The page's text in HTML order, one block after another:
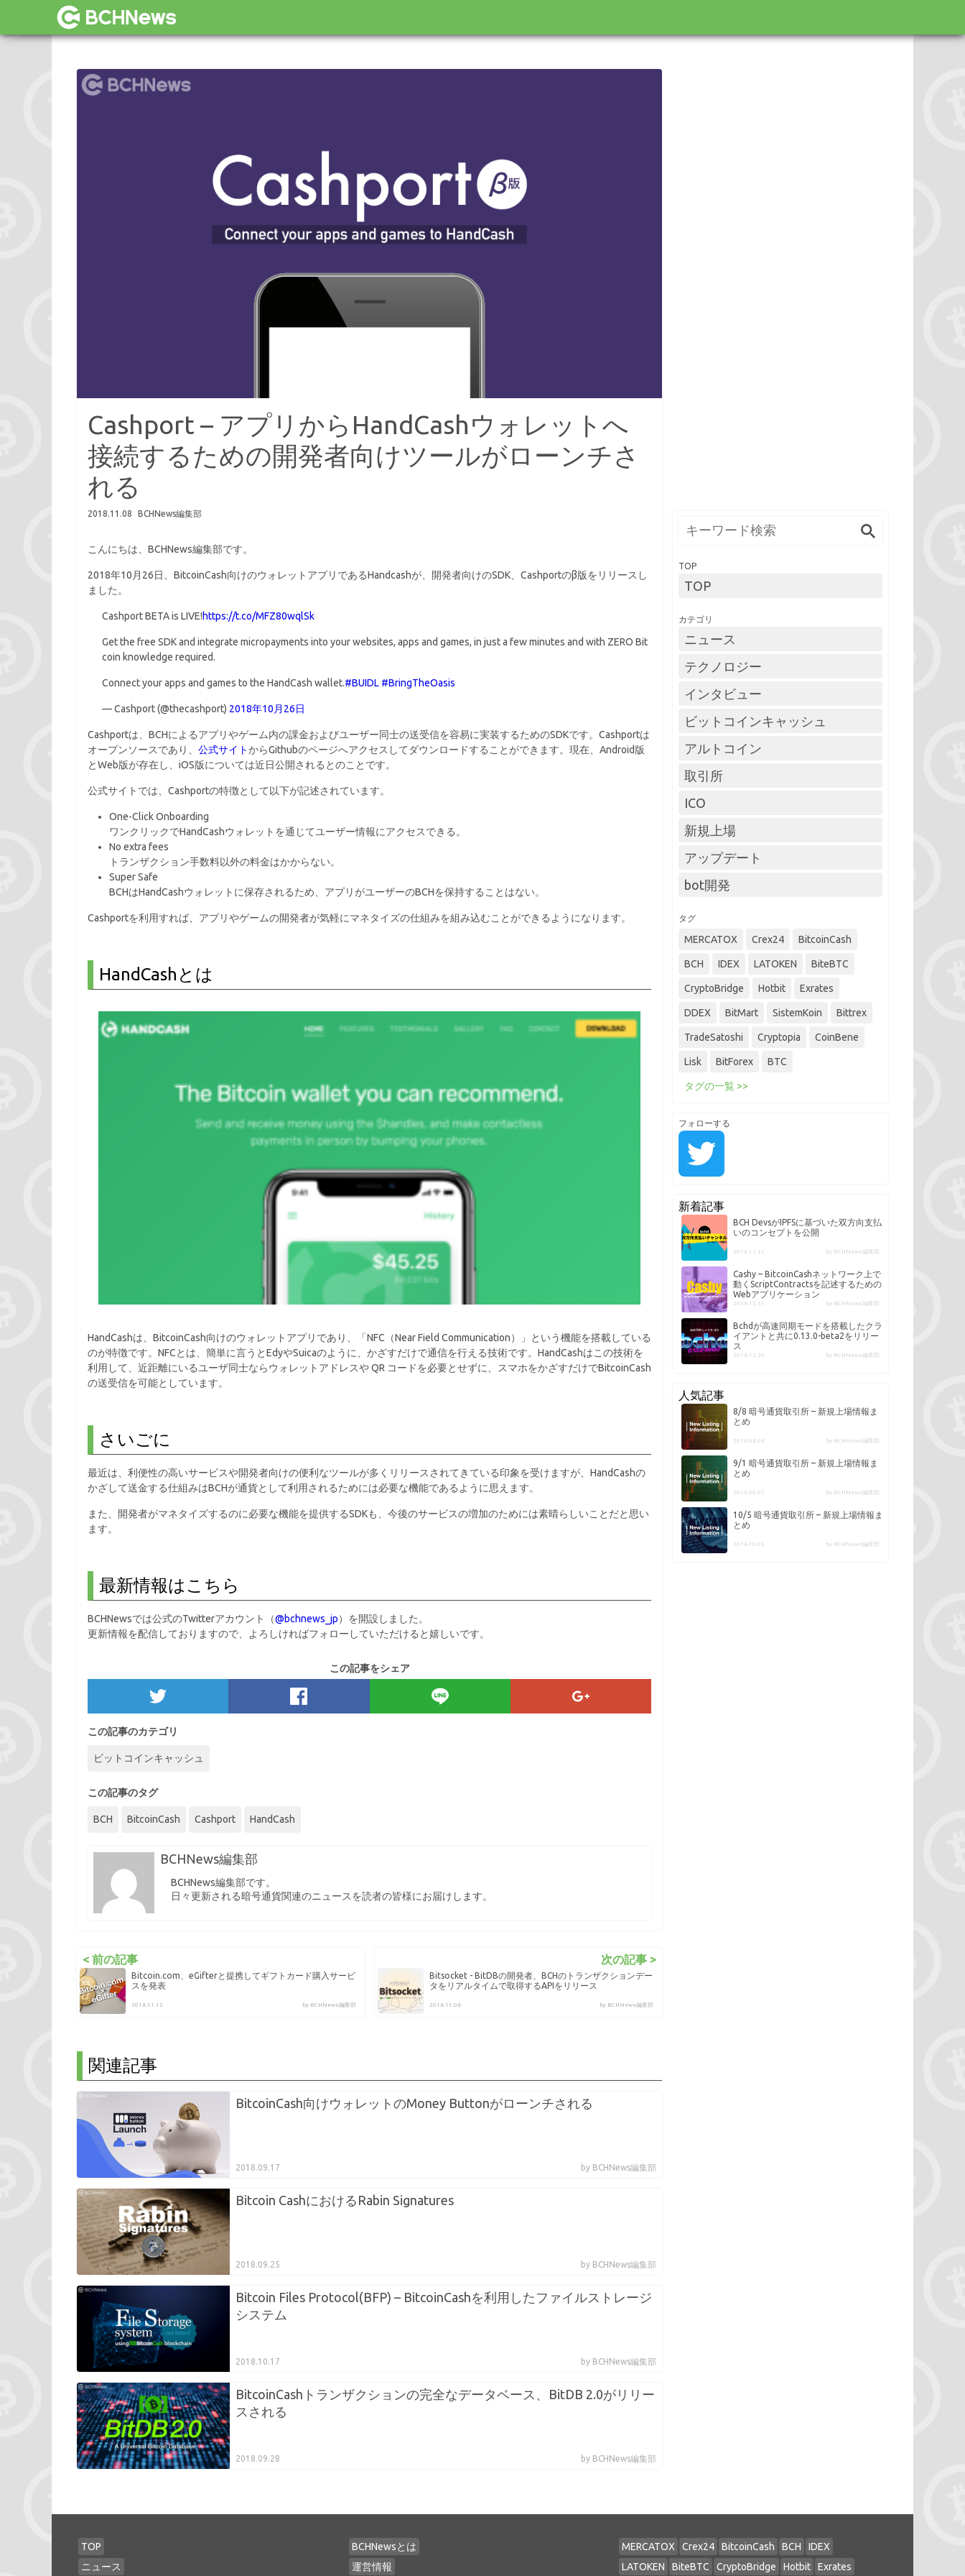
Cashport – アプリからHandCashウォレットへ
接続するための開発者向けツールがローンチさ
れる
2018.11.08 BCHNews編集部
こんにちは、BCHNews編集部です。
2018年10月26日、BitcoinCash向けのウォレットアプリであるHandcashが、開発者向けのSDK、Cashportのβ版をリリースし
ました。
Cashport BETA is LIVE!https://t.co/MFZ80wqlSk
Get the free SDK and integrate micropayments into your websites, apps and games, in just a few minutes and with ZERO Bit
coin knowledge required.
Connect your apps and games to the HandCash wallet.#BUIDL #BringTheOasis
— Cashport (@thecashport) 2018年10月26日
Cashportは、BCHによるアプリやゲーム内の課金およびユーザー同士の送受信を容易に実装するためのSDKです。Cashportは
オープンソースであり、 公式サイトからGithubのページへアクセスしてダウンロードすることができます。現在、Android版
とWeb版が存在し、iOS版については近日公開されるとのことです。
公式サイトでは、Cashportの特徴として以下が記述されています。
One-Click Onboarding
ワンクリックでHandCashウォレットを通じてユーザー情報にアクセスできる。
No extra fees
トランザクション手数料以外の料金はかからない。
Super Safe
BCHはHandCashウォレットに保存されるため、アプリがユーザーのBCHを保持することはない。
Cashportを利用すれば、アプリやゲームの開発者が気軽にマネタイズの仕組みを組み込むことができるようになります。
HandCashとは
HandCashは、BitcoinCash向けのウォレットアプリであり、「NFC（Near Field Communication）」という機能を搭載している
のが特徴です。NFCとは、簡単に言うとEdyやSuicaのように、かざすだけで通信を行える技術です。HandCashはこの技術を
利用して、近距離にいるユーザ同士ならウォレットアドレスや QR コードを必要とせずに、スマホをかざすだけでBitcoinCash
の送受信を可能としています。
さいごに
最近は、利便性の高いサービスや開発者向けの便利なツールが多くリリースされてきている印象を受けますが、HandCashの
かざして送金する仕組みはBCHが通貨として利用されるためには必要な機能であるように思えます。
また、開発者がマネタイズするのに必要な機能を提供するSDKも、今後のサービスの増加のためには素晴らしいことだと思い
ます。
最新情報はこちら
BCHNewsでは公式のTwitterアカウント（@bchnews_jp）を開設しました。
更新情報を配信しておりますので、よろしければフォローしていただけると嬉しいです。
この記事をシェア
この記事のカテゴリ
ビットコインキャッシュ
この記事のタグ
BCH BitcoinCash Cashport HandCash
BCHNews編集部
BCHNews編集部です。
日々更新される暗号通貨関連のニュースを読者の皆様にお届けします。
< 前の記事
Bitcoin.com、eGifterと提携してギフトカード購入サービ
スを発表
2018.11.12 by BCHNews編集部
次の記事 >
Bitsocket - BitDBの開発者、BCHのトランザクションデー
タをリアルタイムで取得するAPIをリリース
2018.11.08 by BCHNews編集部
関連記事
BitcoinCash向けウォレットのMoney Buttonがローンチされる
2018.09.17 by BCHNews編集部
Bitcoin CashにおけるRabin Signatures
2018.09.25 by BCHNews編集部
Bitcoin Files Protocol(BFP) – BitcoinCashを利用したファイルストレージ
システム
2018.10.17 by BCHNews編集部
BitcoinCashトランザクションの完全なデータベース、BitDB 2.0がリリー
スされる
2018.09.28 by BCHNews編集部
TOP
TOP
カテゴリ
ニュース
テクノロジー
インタビュー
ビットコインキャッシュ
アルトコイン
取引所
ICO
新規上場
アップデート
bot開発
タグ
MERCATOX Crex24 BitcoinCash
BCH IDEX LATOKEN BiteBTC
CryptoBridge Hotbit Exrates
DDEX BitMart SistemKoin Bittrex
TradeSatoshi Cryptopia CoinBene
Lisk BitForex BTC
タグの一覧 >>
フォローする
新着記事
BCH DevsがIPFSに基づいた双方向支払
いのコンセプトを公開
2018.12.31 by BCHNews編集部
Cashy – BitcoinCashネットワーク上で
動くScriptContractsを記述するための
Webアプリケーション
2018.12.31 by BCHNews編集部
Bchdが高速同期モードを搭載したクラ
イアントと共に0.13.0-beta2をリリー
ス
2018.12.30 by BCHNews編集部
人気記事
8/8 暗号通貨取引所 – 新規上場情報ま
とめ
2018.08.08 by BCHNews編集部
9/1 暗号通貨取引所 – 新規上場情報ま
とめ
2018.09.01 by BCHNews編集部
10/5 暗号通貨取引所 – 新規上場情報ま
とめ
2018.10.05 by BCHNews編集部
TOP
ニュース
BCHNewsとは
運営情報
MERCATOX Crex24 BitcoinCash BCH
IDEX
LATOKEN
BiteBTC CryptoBridge Hotbit Exrates